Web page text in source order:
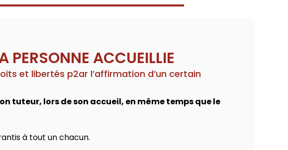
PERSONNE ACCUEILLIE
et libertés p2ar l’affirmation d’un certain
tuteur, lors de son accueil, en même temps que le
à tout un chacun.